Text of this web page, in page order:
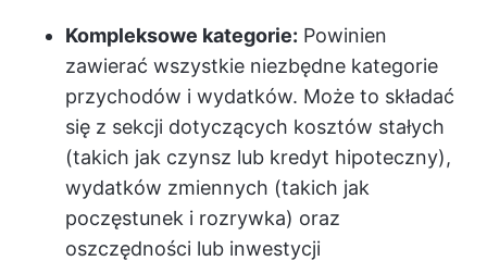
Kompleksowe kategorie: Powinien
zawierać wszystkie niezbędne kategorie
przychodów i wydatków. Może to składać
się z sekcji dotyczących kosztów stałych
(takich jak czynsz lub kredyt hipoteczny),
wydatków zmiennych (takich jak
poczęstunek i rozrywka) oraz
oszczędności lub inwestycji